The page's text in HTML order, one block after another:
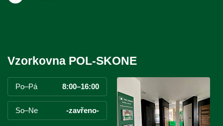
Vzorkovna POL-SKONE
Po–Pá 8:00–16:00
So–Ne -zavřeno-